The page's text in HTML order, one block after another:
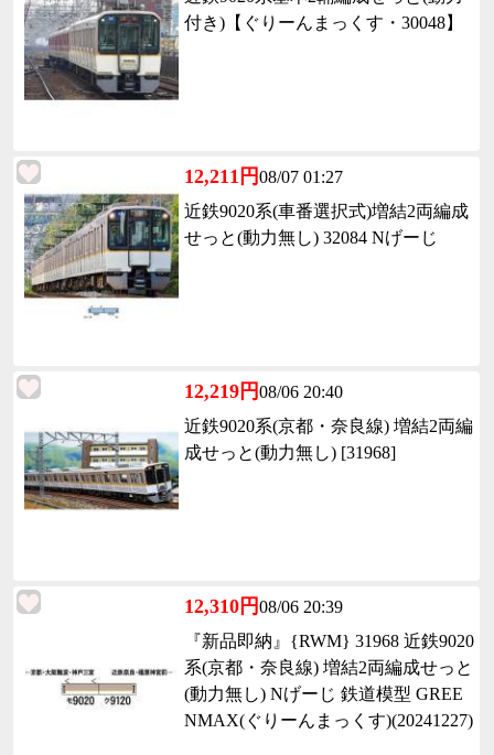
付き)【ぐりーんまっくす・30048】
12,211円08/07 01:27
近鉄9020系(車番選択式)増結2両編成
せっと(動力無し) 32084 Nげーじ
12,219円08/06 20:40
近鉄9020系(京都・奈良線) 増結2両編
成せっと(動力無し) [31968]
12,310円08/06 20:39
『新品即納』{RWM} 31968 近鉄9020
系(京都・奈良線) 増結2両編成せっと
(動力無し) Nげーじ 鉄道模型 GREE
NMAX(ぐりーんまっくす)(20241227)